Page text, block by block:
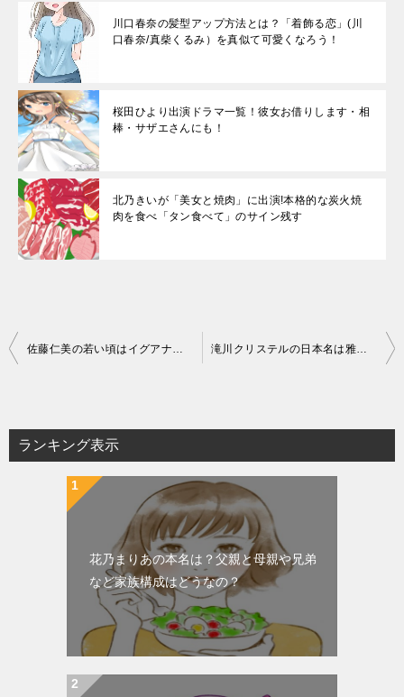
川口春奈の髪型アップ方法とは？「着飾る恋」(川
口春奈/真柴くるみ）を真似て可愛くなろう！
桜田ひより出演ドラマ一覧！彼女お借りします・相
棒・サザエさんにも！
北乃きいが「美女と焼肉」に出演!本格的な炭火焼
肉を食べ「タン食べて」のサイン残す
投
ビ
ゲ
佐藤仁美の若い頃はイグアナの娘で人気急上昇!？元彼は大物俳優なの!? 滝川クリステルの日本名は雅美！これって通称名なの？
ランキング表示
花乃まりあの本名は？父親と母親や兄弟
など家族構成はどうなの？